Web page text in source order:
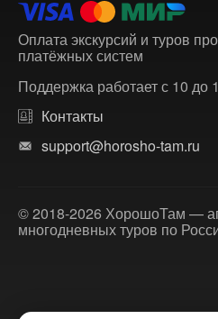
Оплата экскурсий и туров
платёжных систем
Поддержка работает с 10 до
Контакты
support@horosho-tam.ru
© 2018-2026 ХорошоТам —
многодневных туров по